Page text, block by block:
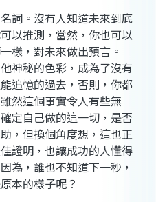
詞。沒有人知道未來到底
以推測，當然，你也可以
樣，對未來做出預言。
神秘的色彩，成為了沒有
追憶的過去，否則，你都
然這個事實令人有些無
定自己做的這一切，是否
，但換個角度想，這也正
證明，也讓成功的人懂得
為，誰也不知道下一秒，
本的樣子呢？